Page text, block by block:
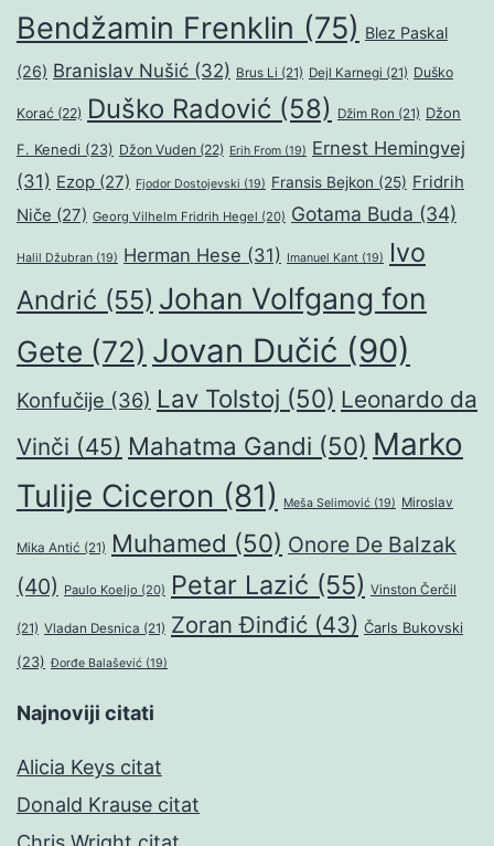
Bendžamin Frenklin (75) Blez Paskal
(26) Branislav Nušić (32) Brus Li (21) Dejl Karnegi (21) Duško
Korać (22) Duško Radović (58) Džim Ron (21) Džon
F. Kenedi (23) Džon Vuden (22) Erih From (19) Ernest Hemingvej
(31) Ezop (27) Fjodor Dostojevski (19) Fransis Bejkon (25) Fridrih
Niče (27) Georg Vilhelm Fridrih Hegel (20) Gotama Buda (34)
Halil Džubran (19) Herman Hese (31) Imanuel Kant (19)
Ivo
Andrić (55) Johan Volfgang fon
Gete (72) Jovan Dučić (90)
Konfučije (36) Lav Tolstoj (50) Leonardo da
Vinči (45) Mahatma Gandi (50) Marko
Tulije Ciceron (81) Meša Selimović (19) Miroslav
Mika Antić (21) Muhamed (50) Onore De Balzak
(40) Paulo Koeljo (20) Petar Lazić (55) Vinston Čerčil
(21) Vladan Desnica (21) Zoran Đinđić (43) Čarls Bukovski
(23) Đorđe Balašević (19)
Najnoviji citati
Alicia Keys citat
Donald Krause citat